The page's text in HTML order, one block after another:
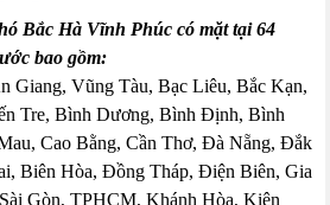
Bắc Hà Vĩnh Phúc có mặt tại 64
bao gồm:
Giang, Vũng Tàu, Bạc Liêu, Bắc Kạn,
Tre, Bình Dương, Bình Định, Bình
Cao Bằng, Cần Thơ, Đà Nẵng, Đắk
Biên Hòa, Đồng Tháp, Điện Biên, Gia
Gòn, TPHCM, Khánh Hòa, Kiên